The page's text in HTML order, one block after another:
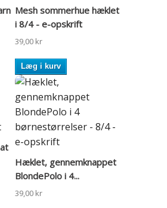
Mesh sommerhue hæklet
i 8/4 - e-opskrift
39,00 kr
Læg i kurv
Hæklet, gennemknappet
BlondePolo i 4...
39,00 kr